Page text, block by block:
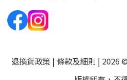
退換貨政策 | 條款及細則 | 2026